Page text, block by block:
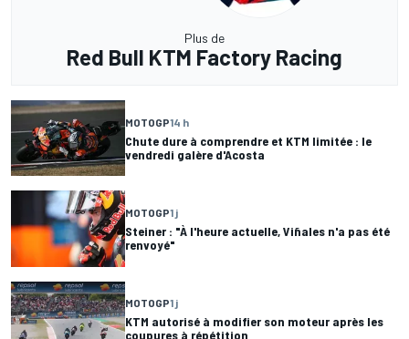
Plus de
Red Bull KTM Factory Racing
MOTOGP14 h
Chute dure à comprendre et KTM limitée : le
vendredi galère d'Acosta
MOTOGP1 j
Steiner : "À l'heure actuelle, Viñales n'a pas été
renvoyé"
MOTOGP1 j
KTM autorisé à modifier son moteur après les
coupures à répétition